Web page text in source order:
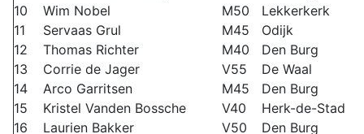
10
Wim Nobel M50
Lekkerkerk
11
Servaas Grul M45
Odijk
12
Thomas Richter M40
Den Burg
13
Corrie de Jager V55
De Waal
14
Arco Garritsen M45
Den Burg
15
Kristel Vanden Bossche V40
Herk-de-Stad
16
Laurien Bakker V50
Den Burg